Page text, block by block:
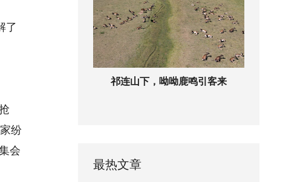
了
纷
会
祁连山下，呦呦鹿鸣引客来
最热文章